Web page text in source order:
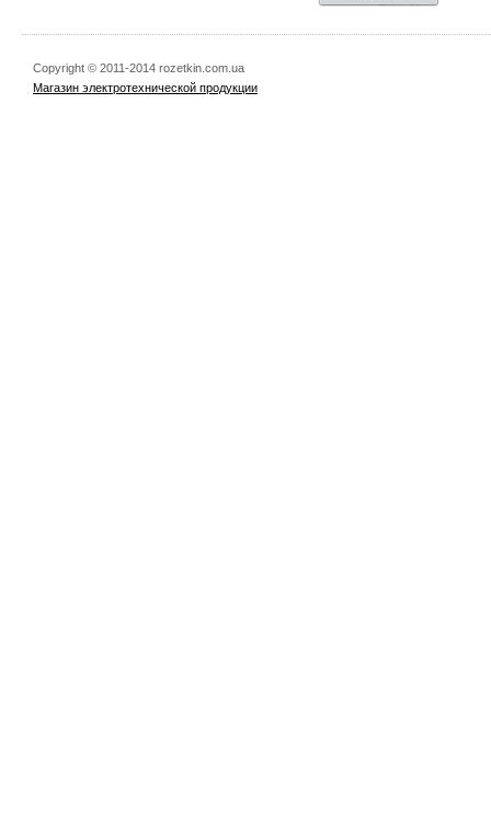
Copyright © 2011-2014 rozetkin.com.ua
Магазин электротехнической продукции